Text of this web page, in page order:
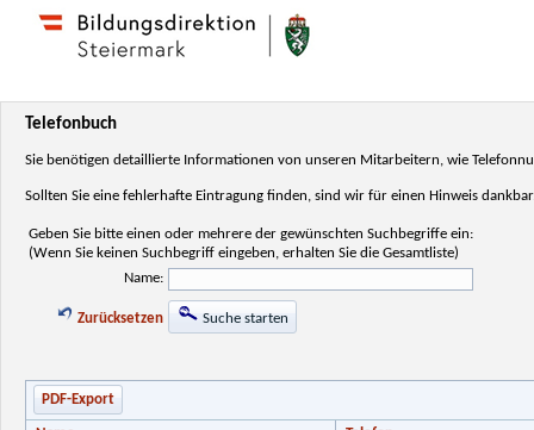
Telefonbuch
Sie benötigen detaillierte Informationen von unseren Mitarbeitern, wie
Sollten Sie eine fehlerhafte Eintragung finden, sind wir für einen Hinweis
Geben Sie bitte einen oder mehrere der gewünschten Suchbegriffe ein:
(Wenn Sie keinen Suchbegriff eingeben, erhalten Sie die Gesamtliste)
Name:
Zurücksetzen Suche starten
PDF-Export